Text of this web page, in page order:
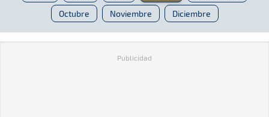
Octubre
Noviembre Diciembre
Publicidad